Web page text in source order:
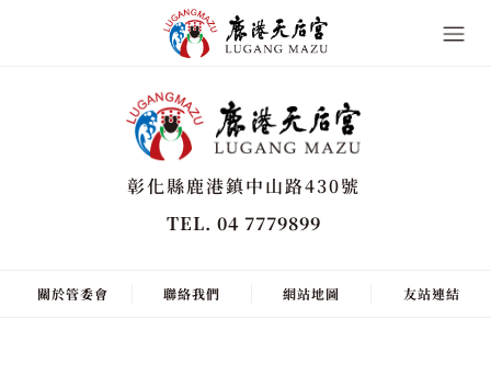
彰化縣鹿港鎮中山路430號
TEL. 04 7779899
關於管委會 聯絡我們 網站地圖 友站連結